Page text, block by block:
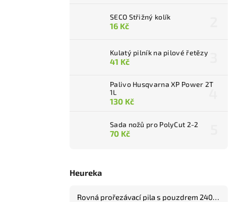
SECO Střižný kolík
16 Kč
Kulatý pilník na pilové řetězy
41 Kč
Palivo Husqvarna XP Power 2T
1L
130 Kč
Sada nožů pro PolyCut 2-2
70 Kč
Heureka
Rovná prořezávací pila s pouzdrem 240 mm